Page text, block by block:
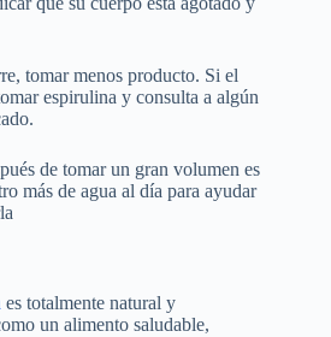
tomar menos producto. Si el
espirulina y consulta a algún
de tomar un gran volumen es
más de agua al día para ayudar
es totalmente natural y
un alimento saludable,